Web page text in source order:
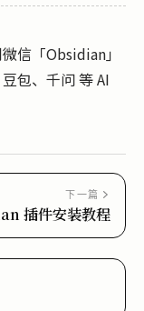
信「Obsidian」
包、千问 等 AI
下一篇
插件安装教程